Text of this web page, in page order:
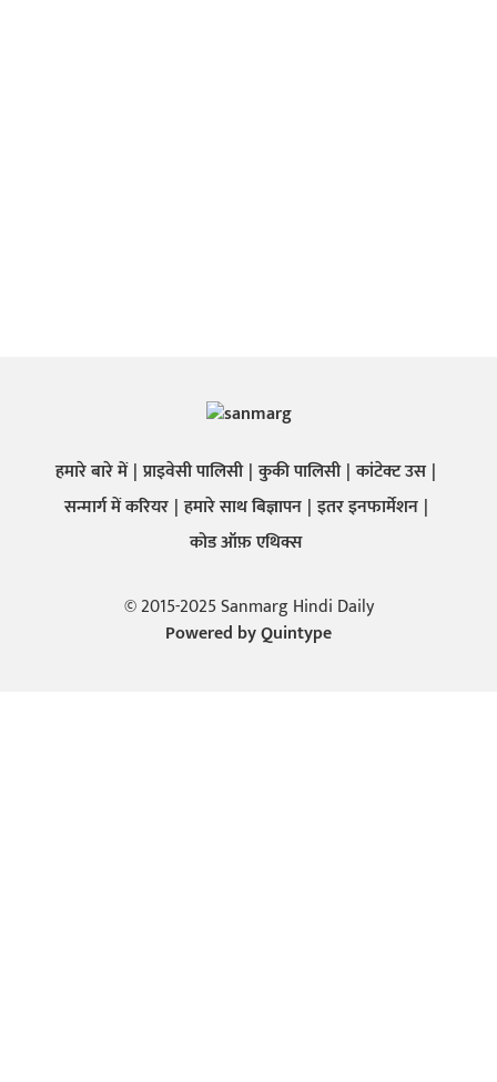
हमारे बारे में प्राइवेसी पालिसी कुकी पालिसी कांटेक्ट उस
सन्मार्ग में करियर हमारे साथ बिज्ञापन इतर इनफार्मेशन
कोड ऑफ़ एथिक्स
© 2015-2025 Sanmarg Hindi Daily
Powered byQuintype